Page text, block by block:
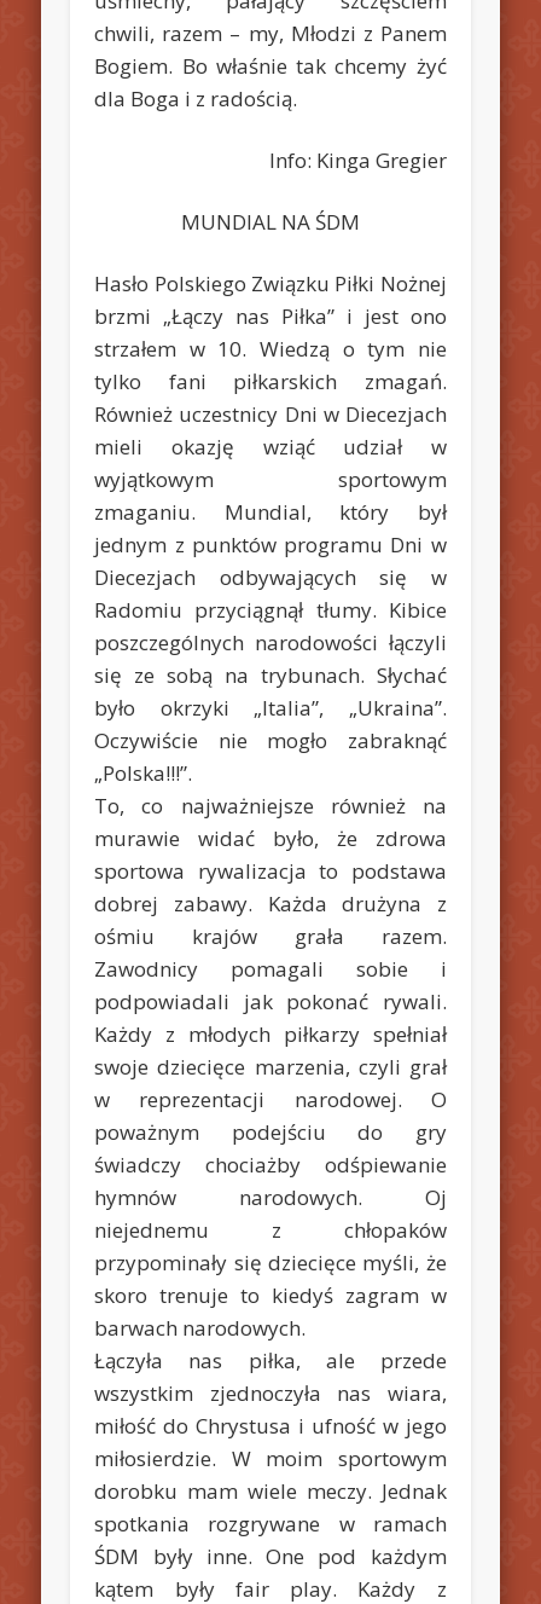
chwili, razem – my, Młodzi z Panem
Bogiem. Bo właśnie tak chcemy żyć
dla Boga i z radością.
Info: Kinga Gregier
MUNDIAL NA ŚDM
Hasło Polskiego Związku Piłki Nożnej
brzmi „Łączy nas Piłka” i jest ono
strzałem w 10. Wiedzą o tym nie
tylko fani piłkarskich zmagań.
Również uczestnicy Dni w Diecezjach
mieli okazję wziąć udział w
wyjątkowym sportowym
zmaganiu. Mundial, który był
jednym z punktów programu Dni w
Diecezjach odbywających się w
Radomiu przyciągnął tłumy. Kibice
poszczególnych narodowości łączyli
się ze sobą na trybunach. Słychać
było okrzyki „Italia”, „Ukraina”.
Oczywiście nie mogło zabraknąć
„Polska!!!”.
To, co najważniejsze również na
murawie widać było, że zdrowa
sportowa rywalizacja to podstawa
dobrej zabawy. Każda drużyna z
ośmiu krajów grała razem.
Zawodnicy pomagali sobie i
podpowiadali jak pokonać rywali.
Każdy z młodych piłkarzy spełniał
swoje dziecięce marzenia, czyli grał
w reprezentacji narodowej. O
poważnym podejściu do gry
świadczy chociażby odśpiewanie
hymnów narodowych. Oj
niejednemu z chłopaków
przypominały się dziecięce myśli, że
skoro trenuje to kiedyś zagram w
barwach narodowych.
Łączyła nas piłka, ale przede
wszystkim zjednoczyła nas wiara,
miłość do Chrystusa i ufność w jego
miłosierdzie. W moim sportowym
dorobku mam wiele meczy. Jednak
spotkania rozgrywane w ramach
ŚDM były inne. One pod każdym
kątem były fair play. Każdy z